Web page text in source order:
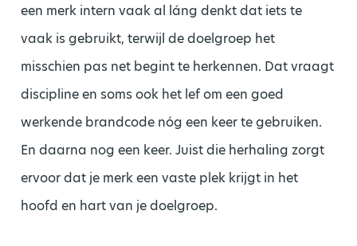
een merk intern vaak al láng denkt dat iets te
vaak is gebruikt, terwijl de doelgroep het
misschien pas net begint te herkennen. Dat vraagt
discipline en soms ook het lef om een goed
werkende brandcode nóg een keer te gebruiken.
En daarna nog een keer. Juist die herhaling zorgt
ervoor dat je merk een vaste plek krijgt in het
hoofd en hart van je doelgroep.